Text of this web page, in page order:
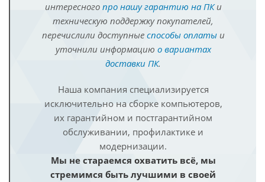
интересного про нашу гарантию на ПКи
техническую поддержку покупателей,
перечислили доступные способы оплатыи
уточнили информацию о вариантах
доставки ПК.
Наша компания специализируется
исключительно на сборке компьютеров,
их гарантийном и постгарантийном
обслуживании, профилактике и
модернизации.
Мы не стараемся охватить всё, мы
стремимся быть лучшими в своей